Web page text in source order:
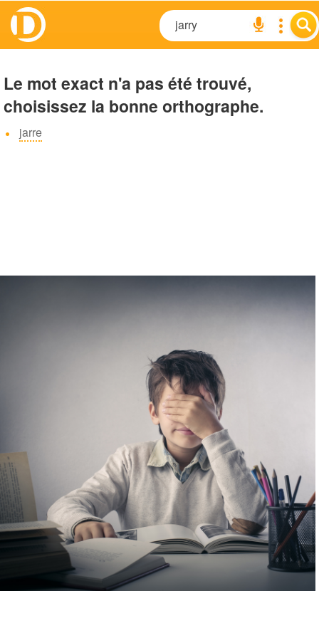
Le mot exact n'a pas été trouvé,
choisissez la bonne orthographe.
jarre